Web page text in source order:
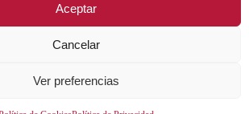
Aceptar
Cancelar
Ver preferencias
REGISTRO DE ACTIVIDADES DE TRATAMIENTO